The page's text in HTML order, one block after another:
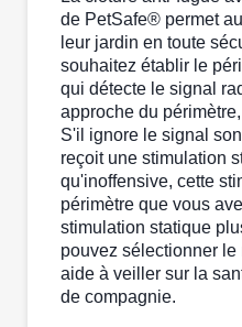
de PetSafe® permet
leur jardin en toute
souhaitez établir le
qui détecte le signal
approche du
S'il ignore le signal
reçoit une stimulation
qu'inoffensive, cette
périmètre que vous
stimulation statique
pouvez sélectionner
aide à veiller sur la
de compagnie.